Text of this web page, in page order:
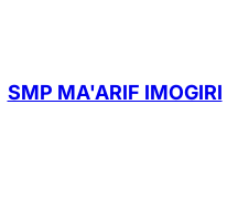
SMP MA'ARIF IMOGIRI